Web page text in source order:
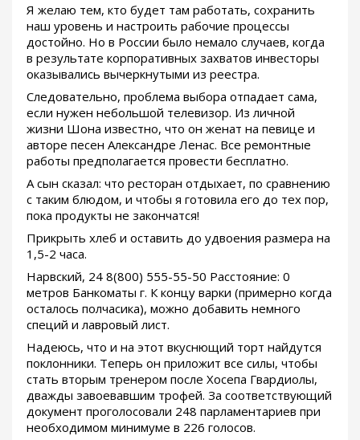
Я желаю тем, кто будет там работать, сохранить
наш уровень и настроить рабочие процессы
достойно. Но в России было немало случаев, когда
в результате корпоративных захватов инвесторы
оказывались вычеркнутыми из реестра.
Следовательно, проблема выбора отпадает сама,
если нужен небольшой телевизор. Из личной
жизни Шона известно, что он женат на певице и
авторе песен Александре Ленас. Все ремонтные
работы предполагается провести бесплатно.
А сын сказал: что ресторан отдыхает, по сравнению
с таким блюдом, и чтобы я готовила его до тех пор,
пока продукты не закончатся!
Прикрыть хлеб и оставить до удвоения размера на
1,5-2 часа.
Нарвский, 24 8(800) 555-55-50 Расстояние: 0
метров Банкоматы г. К концу варки (примерно когда
осталось полчасика), можно добавить немного
специй и лавровый лист.
Надеюсь, что и на этот вкуснющий торт найдутся
поклонники. Теперь он приложит все силы, чтобы
стать вторым тренером после Хосепа Гвардиолы,
дважды завоевавшим трофей. За соответствующий
документ проголосовали 248 парламентариев при
необходимом минимуме в 226 голосов.